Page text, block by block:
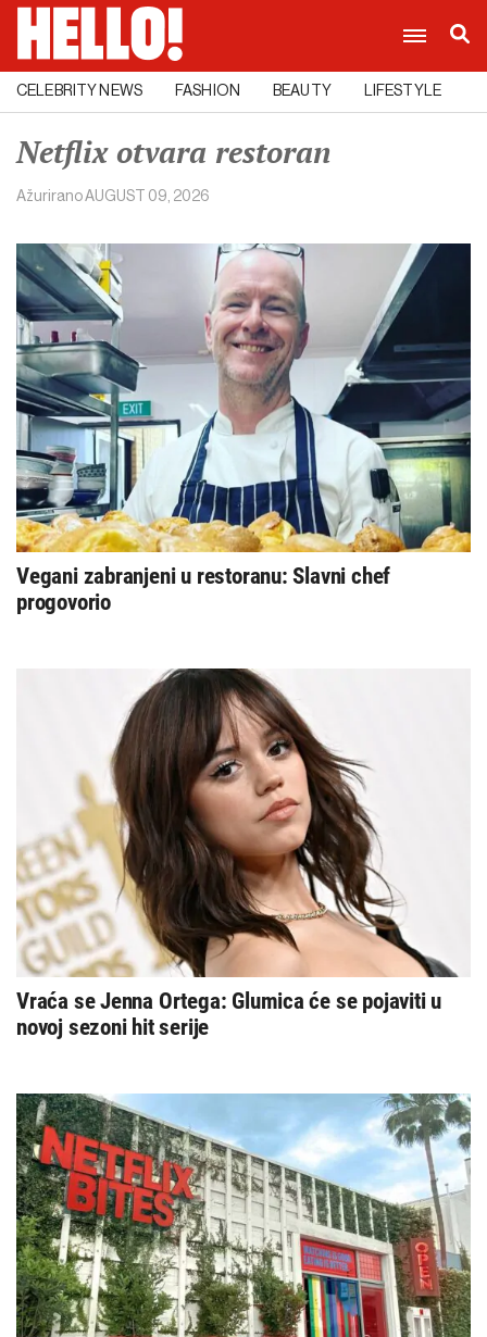
CELEBRITY NEWS FASHION BEAUTY LIFESTYLE
Netflix otvara restoran
AžuriranoAUGUST 09, 2026
Vegani zabranjeni u restoranu: Slavni chef
progovorio
Vraća se Jenna Ortega: Glumica će se pojaviti u
novoj sezoni hit serije